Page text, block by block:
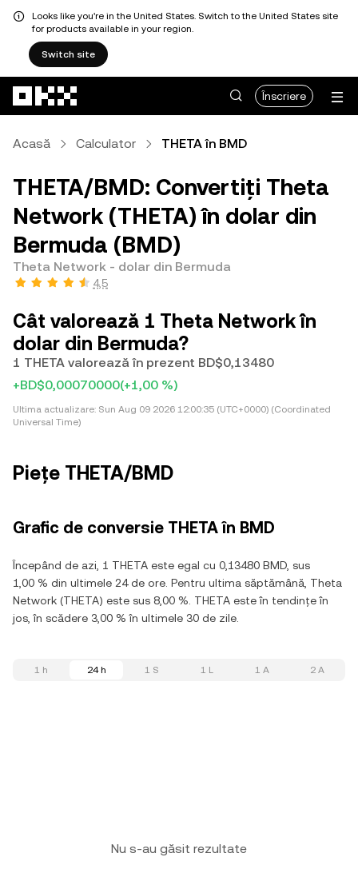
Looks like you're in the United States. Switch to the United States site
for products available in your region.
Switch site
Înscriere
Acasă Calculator THETA în BMD
THETA/BMD: Convertiți Theta
Network (THETA) în dolar din
Bermuda (BMD)
Theta Network - dolar din Bermuda
4,5
Cât valorează 1 Theta Network în
dolar din Bermuda?
1 THETA valorează în prezent BD$0,13480
+BD$0,00070000(+1,00 %)
Ultima actualizare: Sun Aug 09 2026 12:00:35 (UTC+0000) (Coordinated
Universal Time)
Piețe THETA/BMD
Grafic de conversie THETA în BMD
Începând de azi, 1 THETA este egal cu 0,13480 BMD, sus
1,00 % din ultimele 24 de ore. Pentru ultima săptămână, Theta
Network (THETA) este sus 8,00 %. THETA este în tendințe în
jos, în scădere 3,00 % în ultimele 30 de zile.
1 h 24 h 1 S 1 L 1 A 2 A
Nu s-au găsit rezultate